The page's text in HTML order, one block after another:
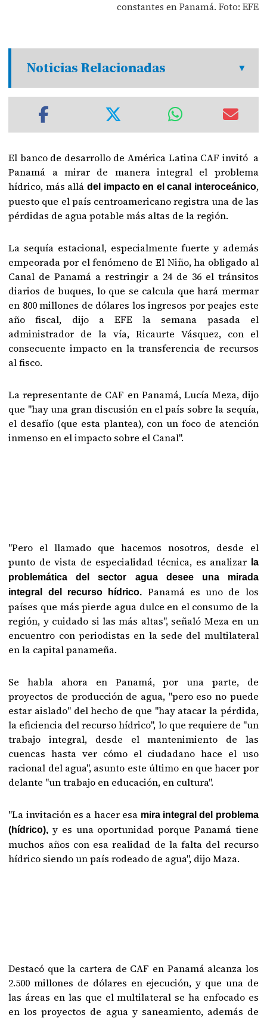
constantes en Panamá. Foto: EFE
Noticias Relacionadas
El banco de desarrollo de América Latina CAF invitó a
Panamá a mirar de manera integral el problema
hídrico, más allá del impacto en el canal interoceánico,
puesto que el país centroamericano registra una de las
pérdidas de agua potable más altas de la región.
La sequía estacional, especialmente fuerte y además
empeorada por el fenómeno de El Niño, ha obligado al
Canal de Panamá a restringir a 24 de 36 el tránsitos
diarios de buques, lo que se calcula que hará mermar
en 800 millones de dólares los ingresos por peajes este
año fiscal, dijo a EFE la semana pasada el
administrador de la vía, Ricaurte Vásquez, con el
consecuente impacto en la transferencia de recursos
al fisco.
La representante de CAF en Panamá, Lucía Meza, dijo
que "hay una gran discusión en el país sobre la sequía,
el desafío (que esta plantea), con un foco de atención
inmenso en el impacto sobre el Canal".
"Pero el llamado que hacemos nosotros, desde el
punto de vista de especialidad técnica, es analizar la
problemática del sector agua desee una mirada
integral del recurso hídrico. Panamá es uno de los
países que más pierde agua dulce en el consumo de la
región, y cuidado si las más altas", señaló Meza en un
encuentro con periodistas en la sede del multilateral
en la capital panameña.
Se habla ahora en Panamá, por una parte, de
proyectos de producción de agua, "pero eso no puede
estar aislado" del hecho de que "hay atacar la pérdida,
la eficiencia del recurso hídrico", lo que requiere de "un
trabajo integral, desde el mantenimiento de las
cuencas hasta ver cómo el ciudadano hace el uso
racional del agua", asunto este último en que hacer por
delante "un trabajo en educación, en cultura".
"La invitación es a hacer esa mira integral del problema
(hídrico), y es una oportunidad porque Panamá tiene
muchos años con esa realidad de la falta del recurso
hídrico siendo un país rodeado de agua", dijo Maza.
Destacó que la cartera de CAF en Panamá alcanza los
2.500 millones de dólares en ejecución, y que una de
las áreas en las que el multilateral se ha enfocado es
en los proyectos de agua y saneamiento, además de